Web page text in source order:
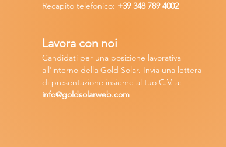
Lavora con noi
Candidati per una posizione lavorativa
all'interno della Gold Solar. Invia una lettera
di presentazione insieme al tuo C.V. a:
info@goldsolarweb.com
Recapito telefonico: +39 348789 4002